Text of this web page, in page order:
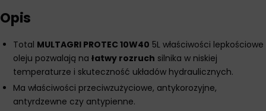
Opis
Total MULTAGRI PROTEC 10W40 5L właściwości lepkościowe
oleju pozwalają na łatwy rozruch silnika w niskiej
temperaturze i skuteczność układów hydraulicznych.
Ma właściwości przeciwzużyciowe, antykorozyjne,
antyrdzewne czy antypienne.